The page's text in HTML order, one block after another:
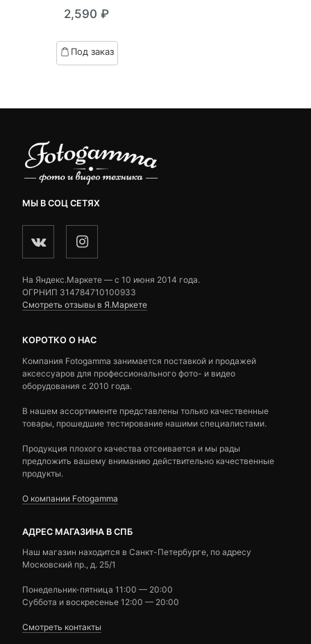
out
based
on
2,590 ₽
Под заказ
МЫ В СОЦ СЕТЯХ
На Яндекс.Маркете — c 10 июня 2014 года.
ОГРНИП 314784710100933
Смотреть отзывы в Я.Маркете
КОРОТКО О НАС
Компания Fotogamma занимается поставкой и продажей
аксессуаров для профессионального фото- и видео
оборудования с 2010 года.
В нашем ассортименте представлены только качественные
товары, прошедшие тестирование нашими специалистами.
Продукция плохого качества отсеивается и мы рады
предложить вашему вниманию действительно качественные
продукты.
О компании Fotogamma
АДРЕС МАГАЗИНА В СПБ
Наш магазин находится в Санкт-Петербурге, по адресу
Московский пр., д. 25/1
Понедельник-пятница 11:00 — 20:00
Суббота и воскресенье 12:00 — 20:00
Смотреть контакты